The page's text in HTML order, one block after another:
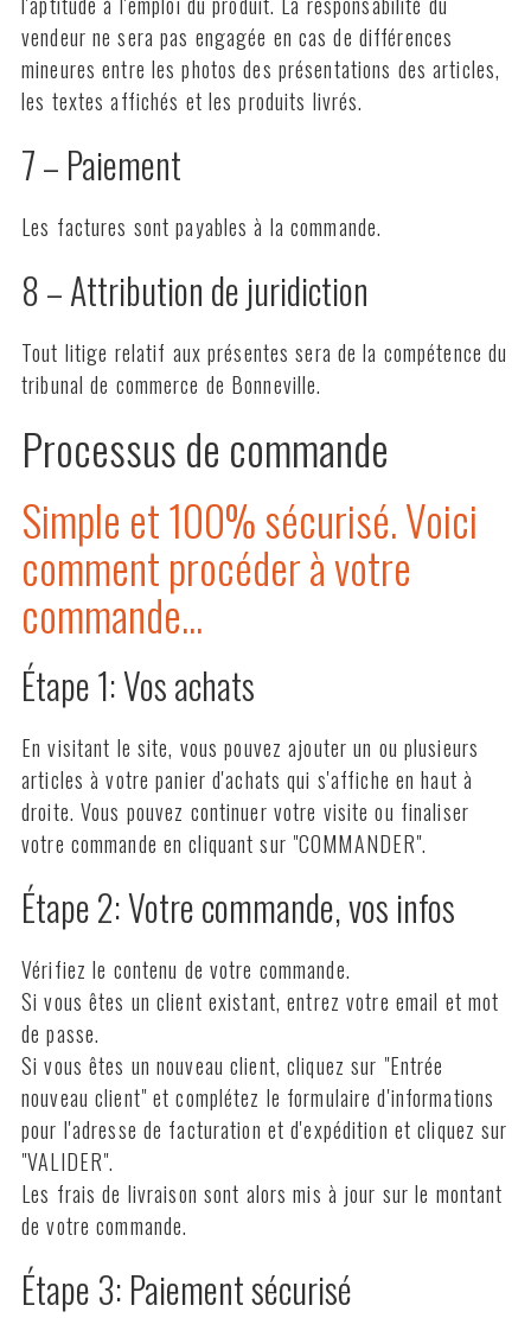
vendeur ne sera pas engagée en cas de différences
mineures entre les photos des présentations des articles,
les textes affichés et les produits livrés.
7 – Paiement
Les factures sont payables à la commande.
8 – Attribution de juridiction
Tout litige relatif aux présentes sera de la compétence du
tribunal de commerce de Bonneville.
Processus de commande
Simple et 100% sécurisé. Voici
comment procéder à votre
commande...
Étape 1: Vos achats
En visitant le site, vous pouvez ajouter un ou plusieurs
articles à votre panier d'achats qui s'affiche en haut à
droite. Vous pouvez continuer votre visite ou finaliser
votre commande en cliquant sur "COMMANDER".
Étape 2: Votre commande, vos infos
Vérifiez le contenu de votre commande.
Si vous êtes un client existant, entrez votre email et mot
de passe.
Si vous êtes un nouveau client, cliquez sur "Entrée
nouveau client" et complétez le formulaire d'informations
pour l'adresse de facturation et d'expédition et cliquez sur
"VALIDER".
Les frais de livraison sont alors mis à jour sur le montant
de votre commande.
Étape 3: Paiement sécurisé